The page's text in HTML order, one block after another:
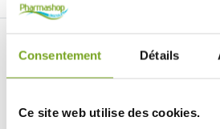
Consentement Détails
Ce site web utilise des cookies.
Je souhaite m'inscrire à la